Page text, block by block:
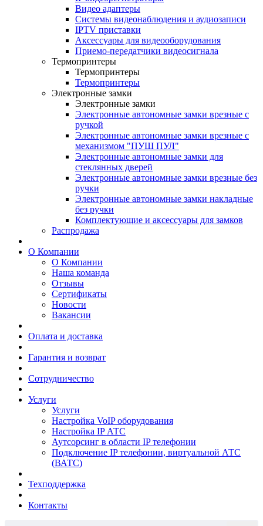
Видео адаптеры
Системы видеонаблюдения и аудиозаписи
IPTV приставки
Аксессуары для видеооборудования
Приемо-передатчики видеосигнала
Термопринтеры
Термопринтеры
Термопринтеры
Электронные замки
Электронные замки
Электронные автономные замки врезные с
ручкой
Электронные автономные замки врезные с
механизмом "ПУШ ПУЛ"
Электронные автономные замки для
стеклянных дверей
Электронные автономные замки врезные без
ручки
Электронные автономные замки накладные
без ручки
Комплектующие и аксессуары для замков
Распродажа
О Компании
О Компании
Наша команда
Отзывы
Сертификаты
Новости
Вакансии
Оплата и доставка
Гарантия и возврат
Сотрудничество
Услуги
Услуги
Настройка VoIP оборудования
Настройка IP АТС
Аутсорсинг в области IP телефонии
Подключение IP телефонии, виртуальной АТС
(ВАТС)
Техподдержка
Контакты